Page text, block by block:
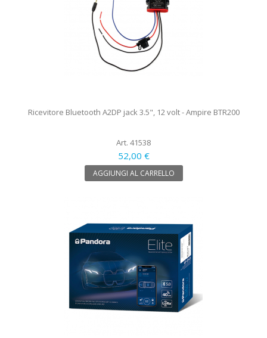
Ricevitore Bluetooth A2DP jack 3.5", 12 volt - Ampire BTR200
Art. 41538
52,00 €
AGGIUNGI AL CARRELLO